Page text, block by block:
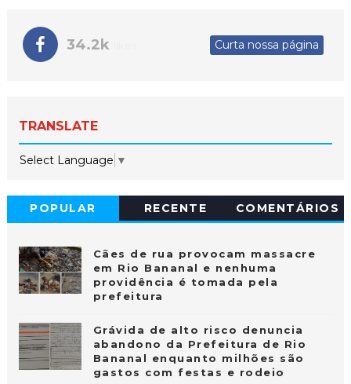
34.2k Curta nossa página
TRANSLATE
Select Language ▼
POPULAR RECENTE COMENTÁRIOS
Cães de rua provocam massacre
em Rio Bananal e nenhuma
providência é tomada pela
prefeitura
Grávida de alto risco denuncia
abandono da Prefeitura de Rio
Bananal enquanto milhões são
gastos com festas e rodeio